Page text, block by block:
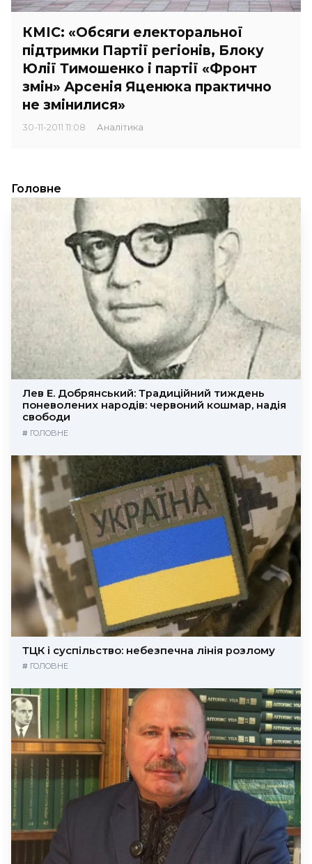
КМІС: «Обсяги електоральної
підтримки Партії регіонів, Блоку
Юлії Тимошенко і партії «Фронт
змін» Арсенія Яценюка практично
не змінилися»
30-11-2011 11:08 Аналітика
Головне
Лев Е. Добрянський: Традиційний тиждень
поневолених народів: червоний кошмар, надія
свободи
# ГОЛОВНЕ
ТЦК і суспільство: небезпечна лінія розлому
# ГОЛОВНЕ